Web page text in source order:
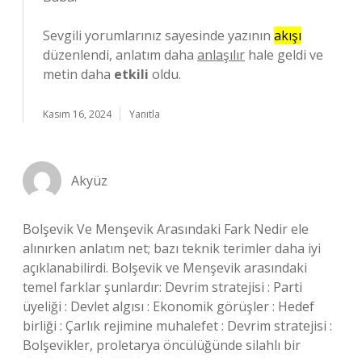
Sevgili yorumlarınız sayesinde yazının akışı
düzenlendi, anlatım daha anlaşılır hale geldi ve
metin daha etkili oldu.
Kasım 16, 2024 Yanıtla
Akyüz
Bolşevik Ve Menşevik Arasındaki Fark Nedir ele
alınırken anlatım net; bazı teknik terimler daha iyi
açıklanabilirdi. Bolşevik ve Menşevik arasındaki
temel farklar şunlardır: Devrim stratejisi : Parti
üyeliği : Devlet algısı : Ekonomik görüşler : Hedef
birliği : Çarlık rejimine muhalefet : Devrim stratejisi :
Bolşevikler, proletarya öncülüğünde silahlı bir